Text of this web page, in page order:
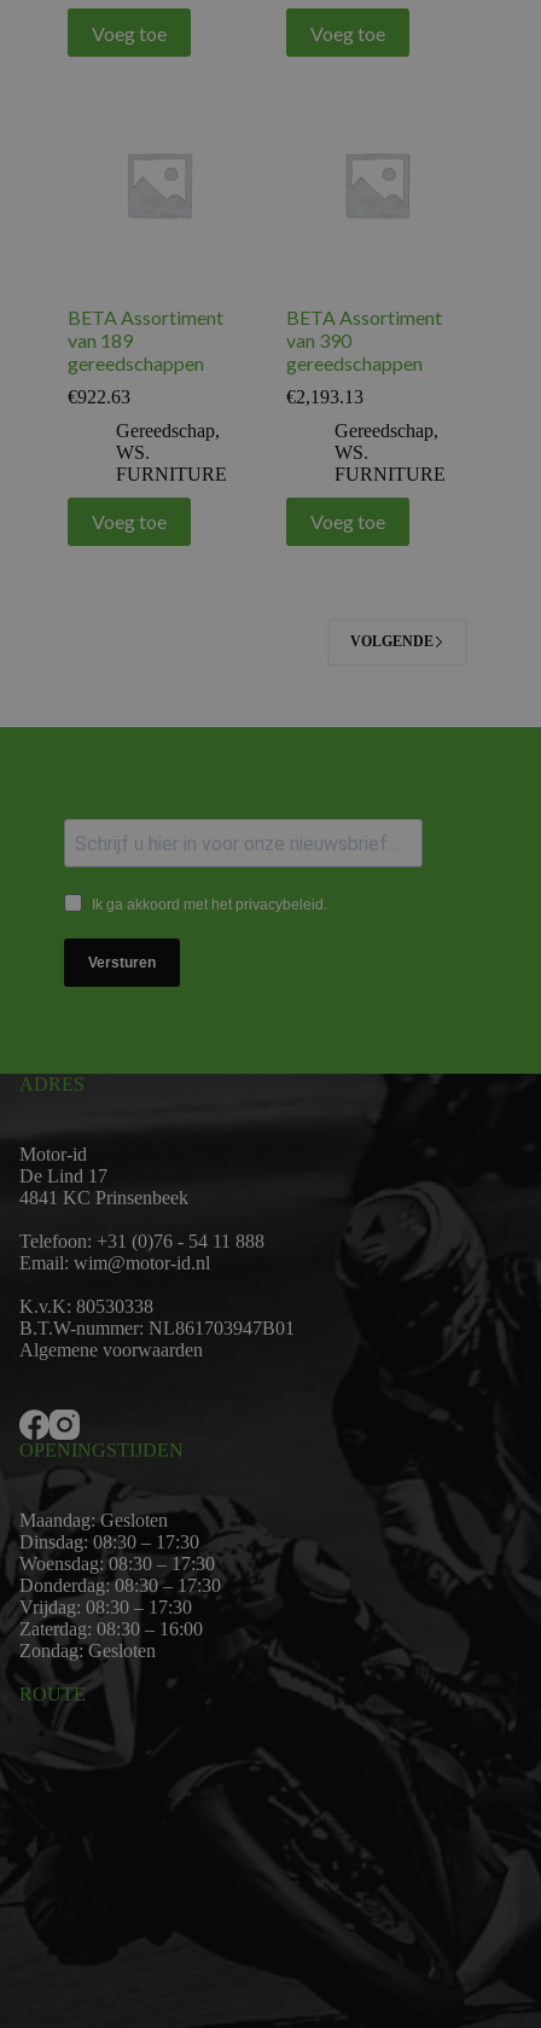
Voeg toe Voeg toe
BETA Assortiment
van 189
gereedschappen
€922.63
Gereedschap,
WS.
FURNITURE
Voeg toe
BETA Assortiment
van 390
gereedschappen
€2,193.13
Gereedschap,
WS.
FURNITURE
Voeg toe
VOLGENDE
Ik ga akkoord met het privacybeleid.
Versturen
ADRES
Motor-id
De Lind 17
4841 KC Prinsenbeek
Telefoon: +31 (0)76 - 54 11 888
Email: wim@motor-id.nl
K.v.K: 80530338
B.T.W-nummer: NL861703947B01
Algemene voorwaarden
OPENINGSTIJDEN
Maandag: Gesloten
Dinsdag: 08:30 – 17:30
Woensdag: 08:30 – 17:30
Donderdag: 08:30 – 17:30
Vrijdag: 08:30 – 17:30
Zaterdag: 08:30 – 16:00
Zondag: Gesloten
ROUTE